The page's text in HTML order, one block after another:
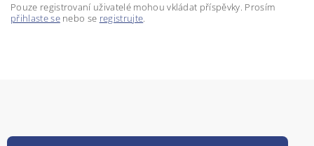
Pouze registrovaní uživatelé mohou vkládat příspěvky. Prosím
přihlaste senebo se registrujte.